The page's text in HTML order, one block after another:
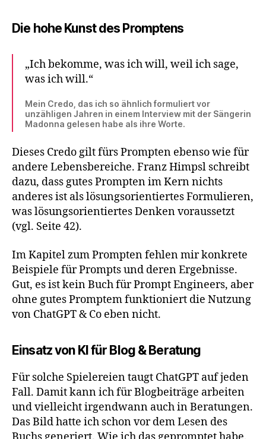
Die hohe Kunst des Promptens
„Ich bekomme, was ich will, weil ich sage,
was ich will.“
Mein Credo, das ich so ähnlich formuliert vor
unzähligen Jahren in einem Interview mit der Sängerin
Madonna gelesen habe als ihre Worte.
Dieses Credo gilt fürs Prompten ebenso wie für
andere Lebensbereiche. Franz Himpsl schreibt
dazu, dass gutes Prompten im Kern nichts
anderes ist als lösungsorientiertes Formulieren,
was lösungsorientiertes Denken voraussetzt
(vgl. Seite 42).
Im Kapitel zum Prompten fehlen mir konkrete
Beispiele für Prompts und deren Ergebnisse.
Gut, es ist kein Buch für Prompt Engineers, aber
ohne gutes Promptem funktioniert die Nutzung
von ChatGPT & Co eben nicht.
Einsatz von KI für Blog & Beratung
Für solche Spielereien taugt ChatGPT auf jeden
Fall. Damit kann ich für Blogbeiträge arbeiten
und vielleicht irgendwann auch in Beratungen.
Das Bild hatte ich schon vor dem Lesen des